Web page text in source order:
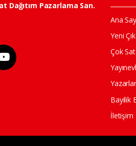
Dağıtım Pazarlama San.
Ana
Yeni
Çok
Yazarlar
Bayilik
İletişim